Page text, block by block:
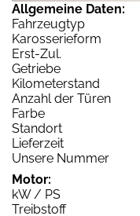
Allgemeine Daten:
Fahrzeugtyp
Karosserieform
Erst-Zul.
Getriebe
Kilometerstand
Anzahl der Türen
Farbe
Standort
Lieferzeit
Unsere Nummer
Motor:
kW / PS
Treibstoff